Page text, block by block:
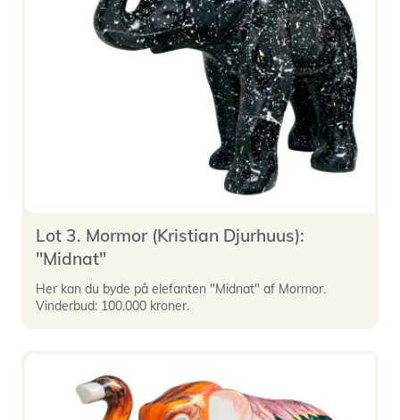
Lot 3. Mormor (Kristian Djurhuus):
"Midnat"
Her kan du byde på elefanten "Midnat" af Mormor.
Vinderbud: 100.000 kroner.